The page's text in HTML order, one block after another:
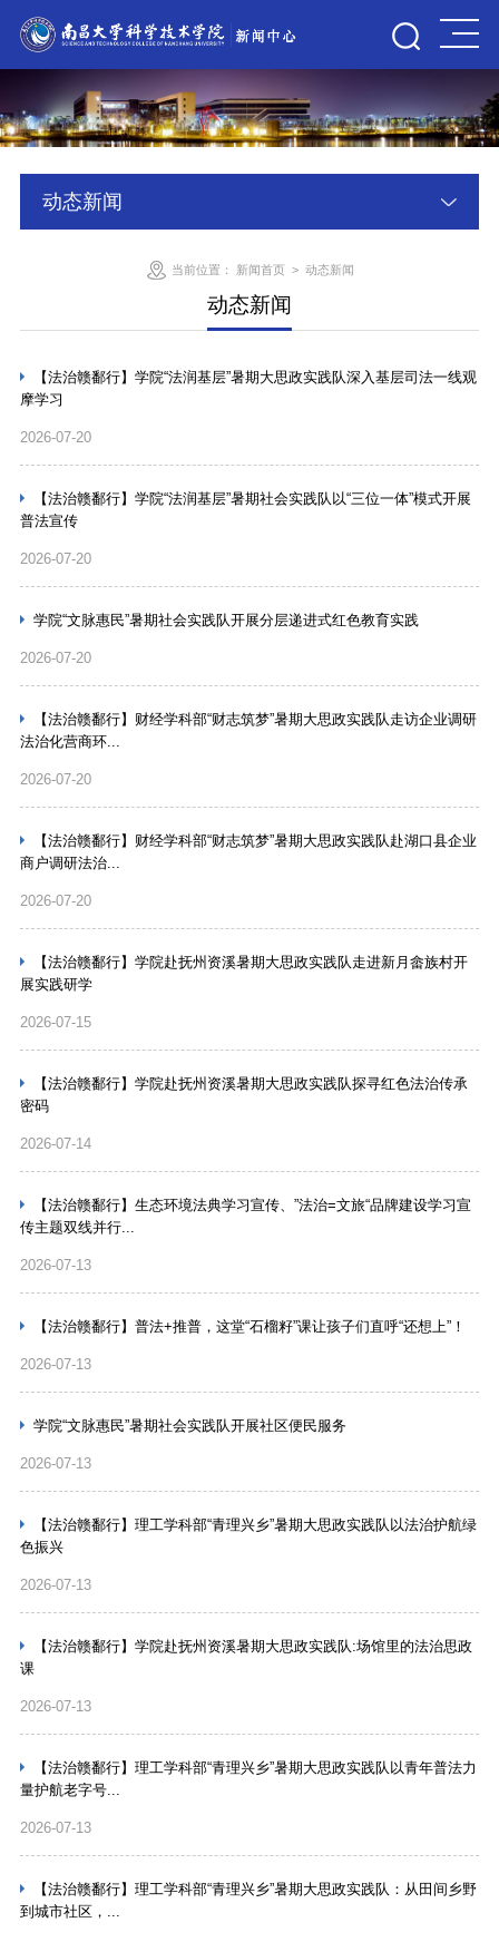
动态新闻
当前位置： 新闻首页 > 动态新闻
动态新闻
【法治赣鄱行】学院“法润基层”暑期大思政实践队深入基层司法一线观
摩学习
2026-07-20
【法治赣鄱行】学院“法润基层”暑期社会实践队以“三位一体”模式开展
普法宣传
2026-07-20
学院“文脉惠民”暑期社会实践队开展分层递进式红色教育实践
2026-07-20
【法治赣鄱行】财经学科部“财志筑梦”暑期大思政实践队走访企业调研
法治化营商环...
2026-07-20
【法治赣鄱行】财经学科部“财志筑梦”暑期大思政实践队赴湖口县企业
商户调研法治...
2026-07-20
【法治赣鄱行】学院赴抚州资溪暑期大思政实践队走进新月畲族村开
展实践研学
2026-07-15
【法治赣鄱行】学院赴抚州资溪暑期大思政实践队探寻红色法治传承
密码
2026-07-14
【法治赣鄱行】生态环境法典学习宣传、”法治=文旅“品牌建设学习宣
传主题双线并行...
2026-07-13
【法治赣鄱行】普法+推普，这堂“石榴籽”课让孩子们直呼“还想上”！
2026-07-13
学院“文脉惠民”暑期社会实践队开展社区便民服务
2026-07-13
【法治赣鄱行】理工学科部“青理兴乡”暑期大思政实践队以法治护航绿
色振兴
2026-07-13
【法治赣鄱行】学院赴抚州资溪暑期大思政实践队:场馆里的法治思政
课
2026-07-13
【法治赣鄱行】理工学科部“青理兴乡”暑期大思政实践队以青年普法力
量护航老字号...
2026-07-13
【法治赣鄱行】理工学科部“青理兴乡”暑期大思政实践队：从田间乡野
到城市社区，...